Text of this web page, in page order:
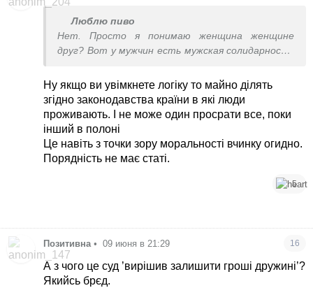
Люблю пиво
Нет. Просто я понимаю женщина женщине
друг? Вот у мужчин есть мужская солидарность
женщину загрызет из-за мужика. Это меня и
поражает. Я всегда за женщин топлю. Мне по
фиг на этого страдальца. Пусть делает так
как считает нужным, красотка
Ну якщо ви увімкнете логіку то майно ділять
згідно законодавства країни в які люди
проживають. І не може один просрати все, поки
інший в полоні
Це навіть з точки зору моральності вчинку огидно.
Порядність не має статі.
5
Позитивна • 09 июня в 21:29 16
А з чого це суд ’вирішив залишити гроші дружині’?
Якийсь брєд.